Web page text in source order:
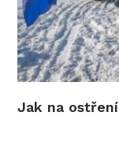
Jak na ostření